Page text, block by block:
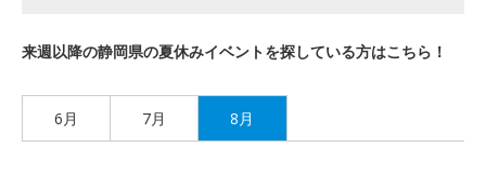
来週以降の静岡県の夏休みイベントを探している方はこちら！
6月 7月 8月